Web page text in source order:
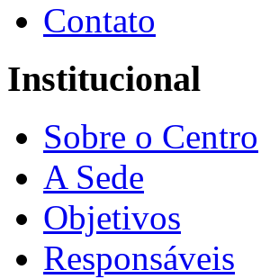
Contato
Institucional
Sobre o Centro
A Sede
Objetivos
Responsáveis